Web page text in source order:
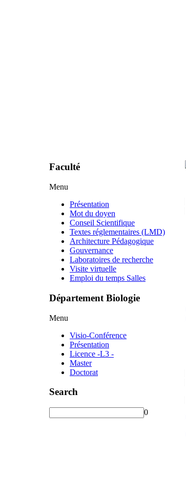
Faculté
Menu
Présentation
Mot du doyen
Conseil Scientifique
Textes réglementaires (LMD)
Architecture Pédagogique
Gouvernance
Laboratoires de recherche
Visite virtuelle
Emploi du temps Salles
Département Biologie
Menu
Visio-Conférence
Présentation
Licence -L3 -
Master
Doctorat
Search
0